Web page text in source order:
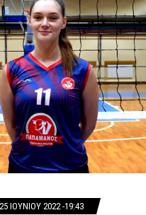
ΙΟΥΝΊΟΥ 2022 -19:43